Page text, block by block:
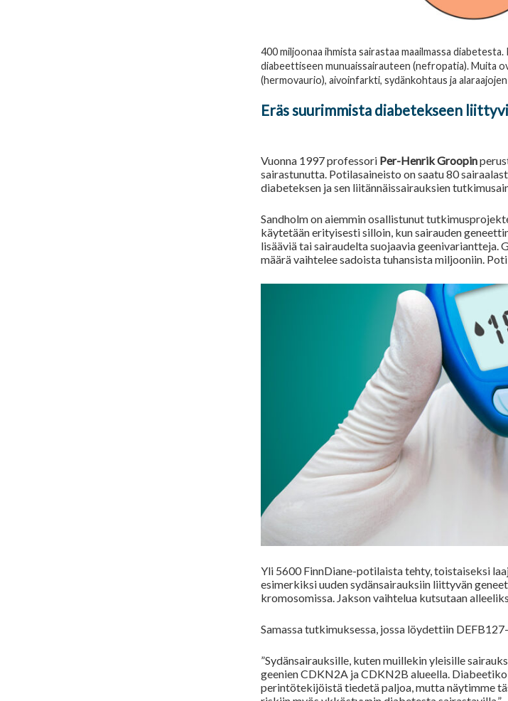
400 miljoonaa ihmista sairastaa maailmassa
diabeettiseen munuaissairauteen (nefropatia). Muita
(hermovaurio), aivoinfarkti, sydänkohtaus ja
Eräs suurimmista diabetekseen
Vuonna 1997 professori Per-Henrik Groopin
sairastunutta. Potilasaineisto on saatu 80
diabeteksen ja sen liitännäissairauksien
Sandholm on aiemmin osallistunut
käytetään erityisesti silloin, kun sairauden
lisääviä tai sairaudelta suojaavia
määrä vaihtelee sadoista tuhansista miljooniin.
Yli 5600 FinnDiane-potilaista tehty, toistaiseksi
esimerkiksi uuden sydänsairauksiin liittyvän
kromosomissa. Jakson vaihtelua kutsutaan
Samassa tutkimuksessa, jossa löydettiin DEFB127
”Sydänsairauksille, kuten muillekin yleisille
geenienCDKN2A jaCDKN2B alueella.
perintötekijöistä tiedetä paljoa, mutta näytimme